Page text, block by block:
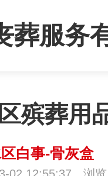
葬服务
殡葬用
白事-骨灰盒